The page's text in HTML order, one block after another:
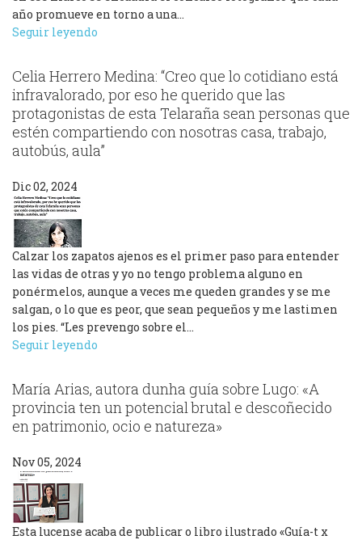
año promueve en torno a una…
Seguir leyendo
Celia Herrero Medina: “Creo que lo cotidiano está
infravalorado, por eso he querido que las
protagonistas de esta Telaraña sean personas que
estén compartiendo con nosotras casa, trabajo,
autobús, aula”
Dic 02, 2024
Calzar los zapatos ajenos es el primer paso para entender
las vidas de otras y yo no tengo problema alguno en
ponérmelos, aunque a veces me queden grandes y se me
salgan, o lo que es peor, que sean pequeños y me lastimen
los pies. “Les prevengo sobre el…
Seguir leyendo
María Arias, autora dunha guía sobre Lugo: «A
provincia ten un potencial brutal e descoñecido
en patrimonio, ocio e natureza»
Nov 05, 2024
Esta lucense acaba de publicar o libro ilustrado «Guía-t x